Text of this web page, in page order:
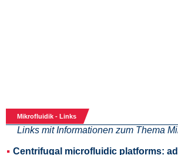
Mikrofluidik - Links
Links mit Informationen zum Thema
Centrifugal microfluidic platforms: